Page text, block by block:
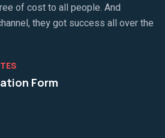
of cost to all people. And
they got success all over the
Form